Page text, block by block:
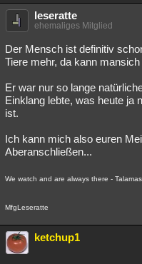
leseratte
ehemaliges Mitglied
Der Mensch ist definitiv
Tiere mehr, da kann
Er war nur so lange
Einklang lebte, was heute ja
ist.
Ich kann mich also euren
Aberanschließen...
We watch and are always there -
MfgLeseratte
ketchup1